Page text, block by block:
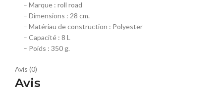
– Marque : roll road
– Dimensions : 28 cm.
– Matériau de construction : Polyester
– Capacité : 8 L
– Poids : 350 g.
Avis (0)
Avis